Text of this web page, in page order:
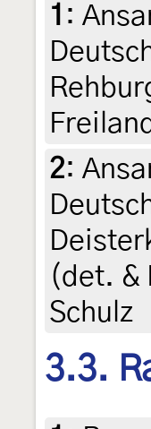
1 :
2:
(det. &
Schulz
3.3.